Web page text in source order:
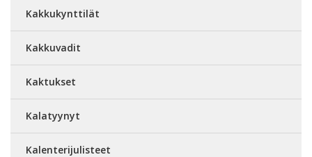
Kakkukynttilät
Kakkuvadit
Kaktukset
Kalatyynyt
Kalenterijulisteet